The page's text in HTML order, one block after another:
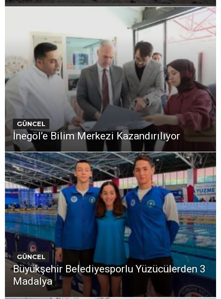
GÜNCEL
İnegöl’e Bilim Merkezi Kazandırılıyor
GÜNCEL
Büyükşehir Belediyesporlu Yüzücülerden 3
Madalya